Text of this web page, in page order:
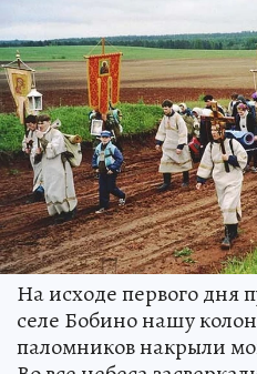
На исходе первого дня
селе Бобино нашу
паломников накрыли